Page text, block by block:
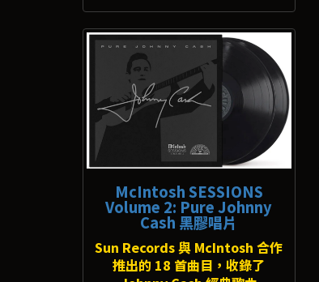
McIntosh SESSIONS
Volume 2: Pure Johnny
Cash 黑膠唱片
Sun Records 與 McIntosh 合作
推出的 18 首曲目，收錄了